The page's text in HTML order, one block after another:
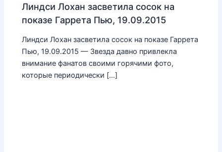
Линдси Лохан засветила сосок на
показе Гаррета Пью, 19.09.2015
Линдси Лохан засветила сосок на показе Гаррета
Пью, 19.09.2015 — Звезда давно привлекла
внимание фанатов своими горячими фото,
которые периодически […]